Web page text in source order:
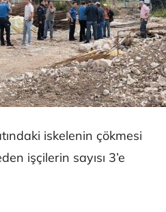
iskelenin çökmesi
işçilerin sayısı 3’e